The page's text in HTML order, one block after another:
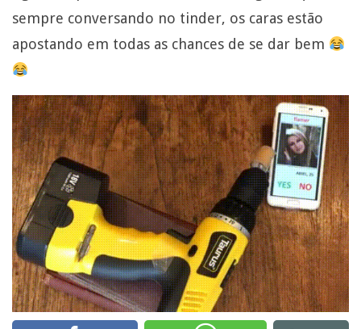
sempre conversando no tinder, os caras estão
apostando em todas as chances de se dar bem